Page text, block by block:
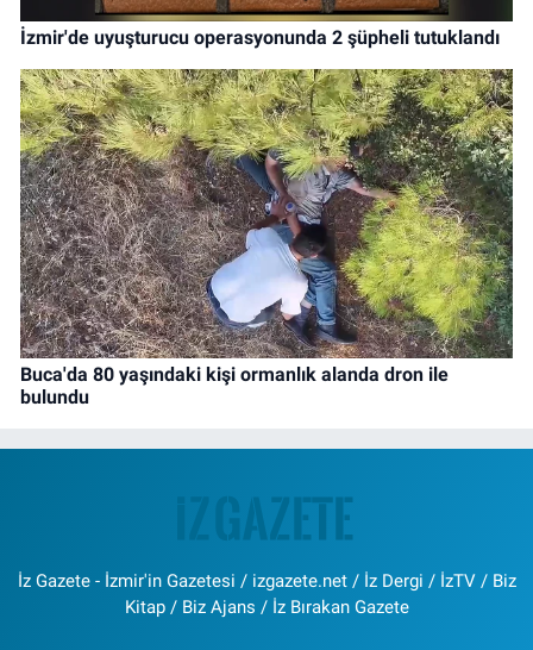
İzmir'de uyuşturucu operasyonunda 2 şüpheli tutuklandı
Buca'da 80 yaşındaki kişi ormanlık alanda dron ile
bulundu
İz Gazete - İzmir'in Gazetesi / izgazete.net / İz Dergi / İzTV / Biz
Kitap / Biz Ajans / İz Bırakan Gazete